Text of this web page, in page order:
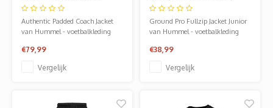
Coach Jacket
Authentic Padded Coach Jacket
van Hummel - voetbalkleding
Baarn.
€79,99
Vergelijk
Jacket Junior
Ground Pro Fullzip Jacket Junior
van Hummel - voetbalkleding
Baarn.
€38,99
Vergelijk